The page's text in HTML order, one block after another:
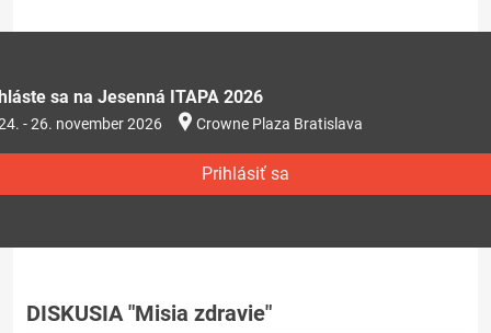
sa na Jesenná ITAPA 2026
- 26. november 2026 Crowne Plaza Bratislava
Prihlásiť sa
DISKUSIA "Misia zdravie"